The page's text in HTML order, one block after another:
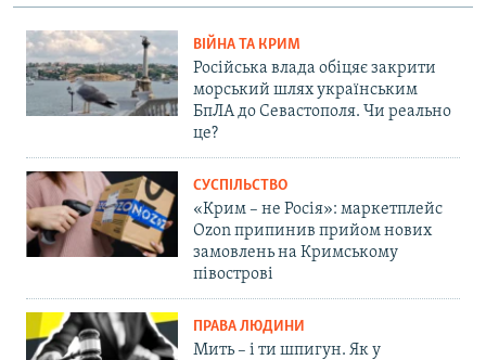
ВІЙНА ТА КРИМ
Російська влада обіцяє закрити
морський шлях українським
БпЛА до Севастополя. Чи реально
це?
СУСПІЛЬСТВО
«Крим – не Росія»: маркетплейс
Ozon припинив прийом нових
замовлень на Кримському
півострові
ПРАВА ЛЮДИНИ
Мить – і ти шпигун. Як у